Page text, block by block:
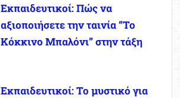
Εκπαιδευτικοί: Πώς να
αξιοποιήσετε την ταινία “Το
Κόκκινο Μπαλόνι” στην τάξη
Εκπαιδευτικοί: Το μυστικό για